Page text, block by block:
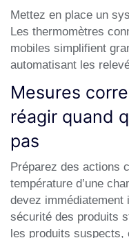
Mettez en place un
Les thermomètres
mobiles simplifient
automatisant les
Mesures
réagir quand
pas
Préparez des actions
température d’une
devez
sécurité des produits
les produits suspects,